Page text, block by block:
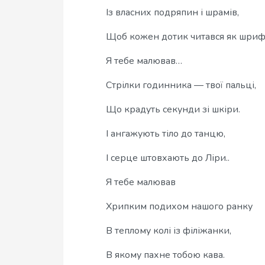
Із власних подряпин і шрамів,
Щоб кожен дотик читався як
Я тебе малював…
Стрілки годинника — твої пальці,
Що крадуть секунди зі шкіри.
І ангажують тіло до танцю,
І серце штовхають до Ліри..
Я тебе малював
Хрипким подихом нашого ранку
В теплому колі із філіжанки,
В якому пахне тобою кава.